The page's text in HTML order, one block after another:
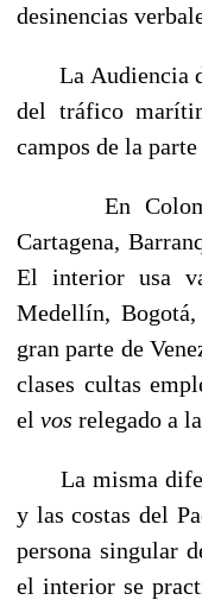
desinencias
La Audiencia
del tráfi­co
campos de la
En
Cartagena,
El interior usa
Medellín,
gran parte de
clases cultas
el vos relegado a
La misma
y las cos­tas del
persona singular
el interior se